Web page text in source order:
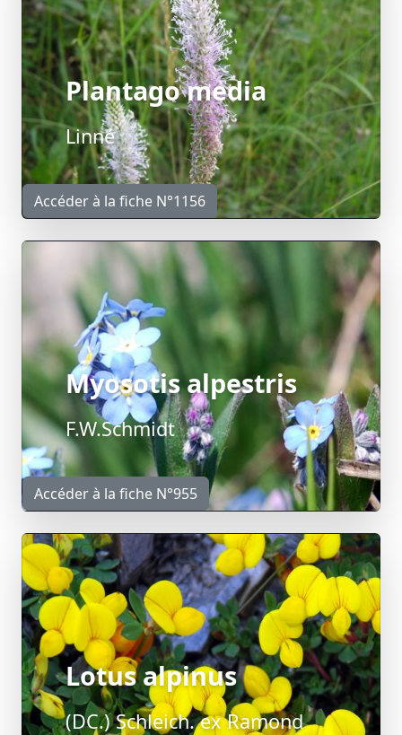
Plantago media
Linné
Accéder à la fiche N°1156
Myosotis alpestris
F.W.Schmidt
Accéder à la fiche N°955
Lotus alpinus
(DC.) Schleich. ex Ramond